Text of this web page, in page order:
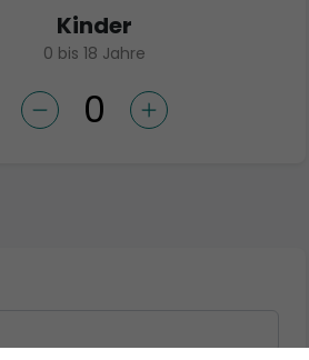
Kinder
0 bis 18 Jahre